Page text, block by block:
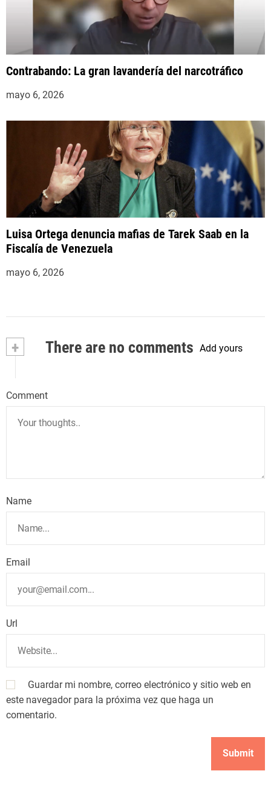
Contrabando: La gran lavandería del narcotráfico
mayo 6, 2026
Luisa Ortega denuncia mafias de Tarek Saab en la
Fiscalía de Venezuela
mayo 6, 2026
+ There are no comments Add yours
Comment
Name
Email
Url
Guardar mi nombre, correo electrónico y sitio web en
este navegador para la próxima vez que haga un
comentario.